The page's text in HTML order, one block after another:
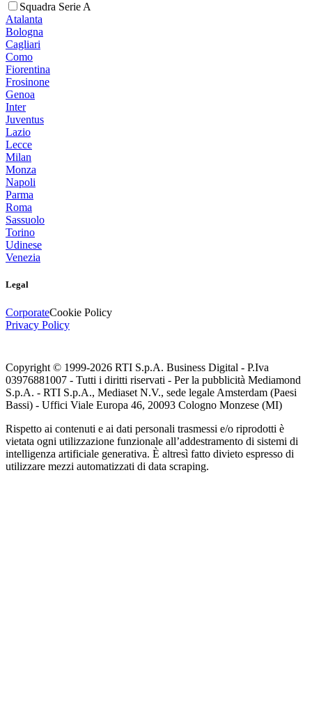
Squadra Serie A
Atalanta
Bologna
Cagliari
Como
Fiorentina
Frosinone
Genoa
Inter
Juventus
Lazio
Lecce
Milan
Monza
Napoli
Parma
Roma
Sassuolo
Torino
Udinese
Venezia
Legal
CorporateCookie Policy
Privacy Policy
Copyright © 1999-2026 RTI S.p.A. Business Digital - P.Iva
03976881007 - Tutti i diritti riservati - Per la pubblicità Mediamond
S.p.A. - RTI S.p.A., Mediaset N.V., sede legale Amsterdam (Paesi
Bassi) - Uffici Viale Europa 46, 20093 Cologno Monzese (MI)
Rispetto ai contenuti e ai dati personali trasmessi e/o riprodotti è
vietata ogni utilizzazione funzionale all’addestramento di sistemi di
intelligenza artificiale generativa. È altresì fatto divieto espresso di
utilizzare mezzi automatizzati di data scraping.